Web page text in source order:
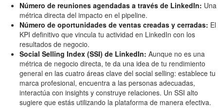
Número de reuniones agendadas a través de LinkedIn: Una
métrica directa del impacto en el pipeline.
Número de oportunidades de ventas creadas y cerradas: El
KPI definitivo que vincula tu actividad en LinkedIn con los
resultados de negocio.
Social Selling Index (SSI) de LinkedIn: Aunque no es una
métrica de negocio directa, te da una idea de tu rendimiento
general en las cuatro áreas clave del social selling: establece tu
marca profesional, encuentra a las personas adecuadas,
interactúa con insights y construye relaciones. Un SSI alto
sugiere que estás utilizando la plataforma de manera efectiva.